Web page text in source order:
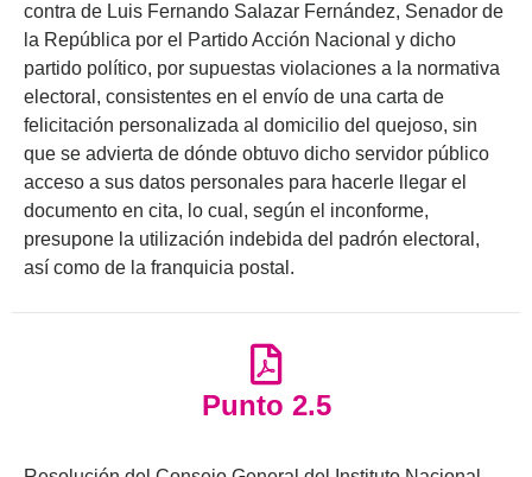
contra de Luis Fernando Salazar Fernández, Senador de
la República por el Partido Acción Nacional y dicho
partido político, por supuestas violaciones a la normativa
electoral, consistentes en el envío de una carta de
felicitación personalizada al domicilio del quejoso, sin
que se advierta de dónde obtuvo dicho servidor público
acceso a sus datos personales para hacerle llegar el
documento en cita, lo cual, según el inconforme,
presupone la utilización indebida del padrón electoral,
así como de la franquicia postal.
Punto 2.5